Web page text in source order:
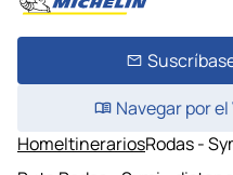
Navegar por
HomeItinerariosRodas -